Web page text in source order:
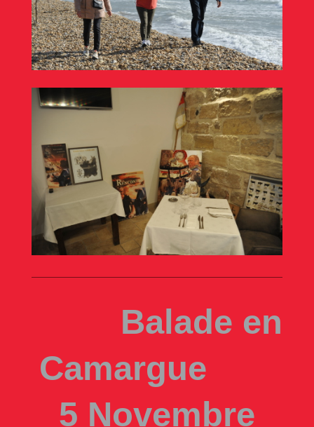
Balade en
Camargue
5 Novembre